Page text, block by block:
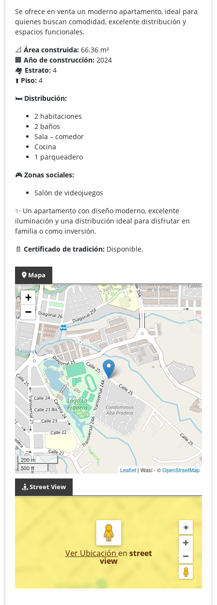
Se ofrece en venta un moderno apartamento, ideal para
quienes buscan comodidad, excelente distribución y
espacios funcionales.
📐 Área construida: 66.36 m²
🏢 Año de construcción: 2024
🏘️ Estrato: 4
⬆️ Piso: 4
🛏️ Distribución:
2 habitaciones
2 baños
Sala – comedor
Cocina
1 parqueadero
🎮 Zonas sociales:
Salón de videojuegos
✨ Un apartamento con diseño moderno, excelente
iluminación y una distribución ideal para disfrutar en
familia o como inversión.
📄 Certificado de tradición: Disponible.
Mapa
+
−
200 m
500 ft
Leaflet | Wasi - ©OpenStreetMap
Street View
Ver Ubicación en street
view